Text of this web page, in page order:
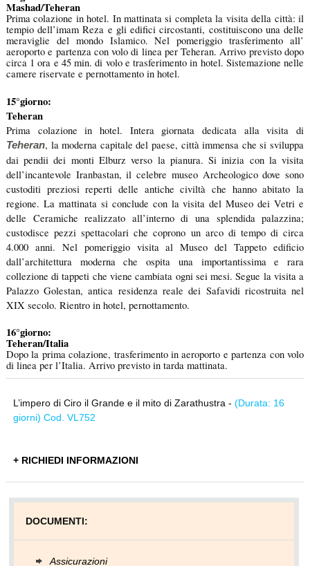
Mashad/Teheran
Prima colazione in hotel. In mattinata si completa la visita della città: il
tempio dell’imam Reza e gli edifici circostanti, costituiscono una delle
meraviglie del mondo Islamico. Nel pomeriggio trasferimento all’
aeroporto e partenza con volo di linea per Teheran. Arrivo previsto dopo
circa 1 ora e 45 min. di volo e trasferimento in hotel. Sistemazione nelle
camere riservate e pernottamento in hotel.
15°giorno:
Teheran
Prima colazione in hotel. Intera giornata dedicata alla visita di
Teheran, la moderna capitale del paese, città immensa che si sviluppa
dai pendii dei monti Elburz verso la pianura. Si inizia con la visita
dell’incantevole Iranbastan, il celebre museo Archeologico dove sono
custoditi preziosi reperti delle antiche civiltà che hanno abitato la
regione. La mattinata si conclude con la visita del Museo dei Vetri e
delle Ceramiche realizzato all’interno di una splendida palazzina;
custodisce pezzi spettacolari che coprono un arco di tempo di circa
4.000 anni. Nel pomeriggio visita al Museo del Tappeto edificio
dall’architettura moderna
che ospita una importantissima e rara
collezione di tappeti che viene cambiata ogni sei mesi. Segue la visita a
Palazzo Golestan, antica residenza reale dei Safavidi ricostruita nel
XIX secolo. Rientro in hotel, pernottamento.
16°giorno:
Teheran/Italia
Dopo la prima colazione, trasferimento in aeroporto e partenza con volo
di linea per l’Italia. Arrivo previsto in tarda mattinata.
L’impero di Ciro il Grande e il mito di Zarathustra - (Durata: 16
giorni) Cod. VL752
+ RICHIEDI INFORMAZIONI
DOCUMENTI:
Assicurazioni